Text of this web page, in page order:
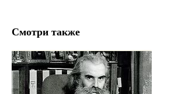
Смотри также